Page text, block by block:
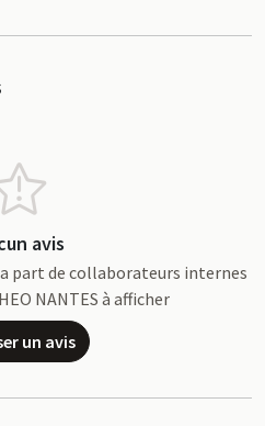
avis
part de collaborateurs internes
NANTES à afficher
un avis